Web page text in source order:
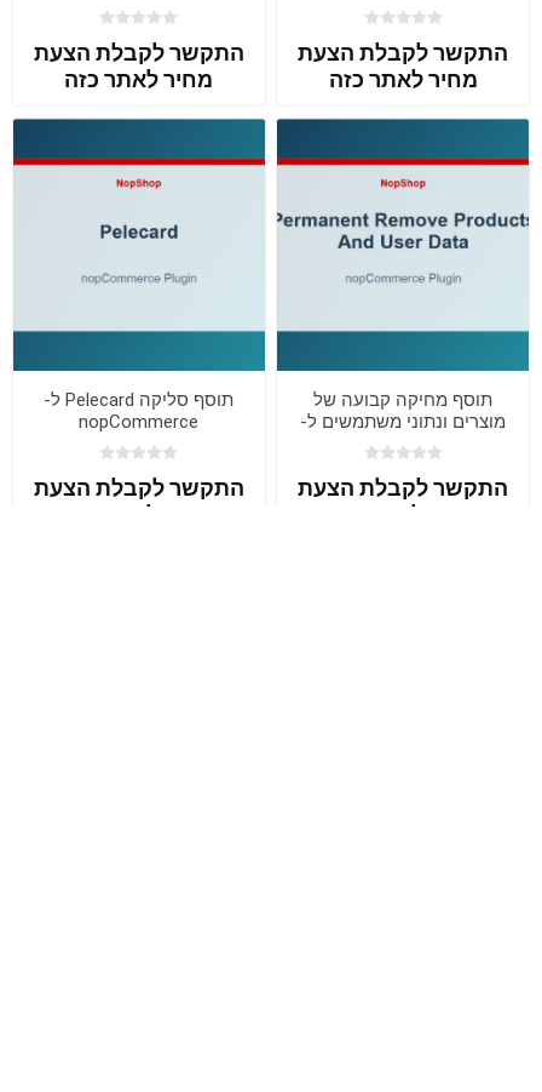
התקשר לקבלת הצעת
מחיר לאתר כזה
התקשר לקבלת הצעת
מחיר לאתר כזה
תוסף מחיקה קבועה של
מוצרים ונתוני משתמשים ל-
nopCommerce
התקשר לקבלת הצעת
מחיר לאתר כזה
תוסף סליקה Pelecard ל-
nopCommerce
התקשר לקבלת הצעת
מחיר לאתר כזה